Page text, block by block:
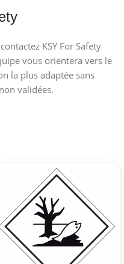
KSY For Safety
vous orientera vers le
la plus adaptée sans
validées.